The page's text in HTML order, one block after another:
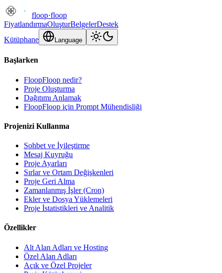
floop·floop
FiyatlandırmaOluşturBelgelerDestek
Kütüphane
Language
Başlarken
FloopFloop nedir?
Proje Oluşturma
Dağıtımı Anlamak
FloopFloop için Prompt Mühendisliği
Projenizi Kullanma
Sohbet ve İyileştirme
Mesaj Kuyruğu
Proje Ayarları
Sırlar ve Ortam Değişkenleri
Proje Geri Alma
Zamanlanmış İşler (Cron)
Ekler ve Dosya Yüklemeleri
Proje İstatistikleri ve Analitik
Özellikler
Alt Alan Adları ve Hosting
Özel Alan Adları
Açık ve Özel Projeler